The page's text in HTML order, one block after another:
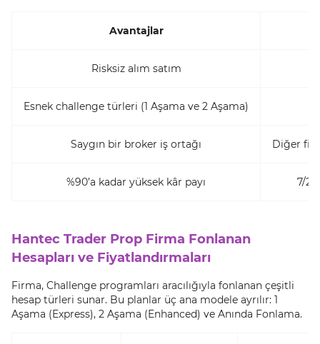
Avantajlar
Risksiz alım satım
Esnek challenge türleri (1 Aşama ve 2 Aşama)
Saygın bir broker iş ortağı Diğer
%90’a kadar yüksek kâr payı 7/
Hantec Trader Prop Firma Fonlanan
Hesapları ve Fiyatlandırmaları
Firma, Challenge programları aracılığıyla fonlanan çeşitli
hesap türleri sunar. Bu planlar üç ana modele ayrılır: 1
Aşama (Express), 2 Aşama (Enhanced) ve Anında Fonlama.